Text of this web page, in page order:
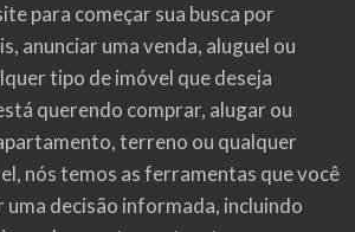
para começar sua busca por
, anunciar uma venda, aluguel ou
tipo de imóvel que deseja
querendo comprar, alugar ou
terreno ou qualquer
nós temos as ferramentas que você
uma decisão informada, incluindo